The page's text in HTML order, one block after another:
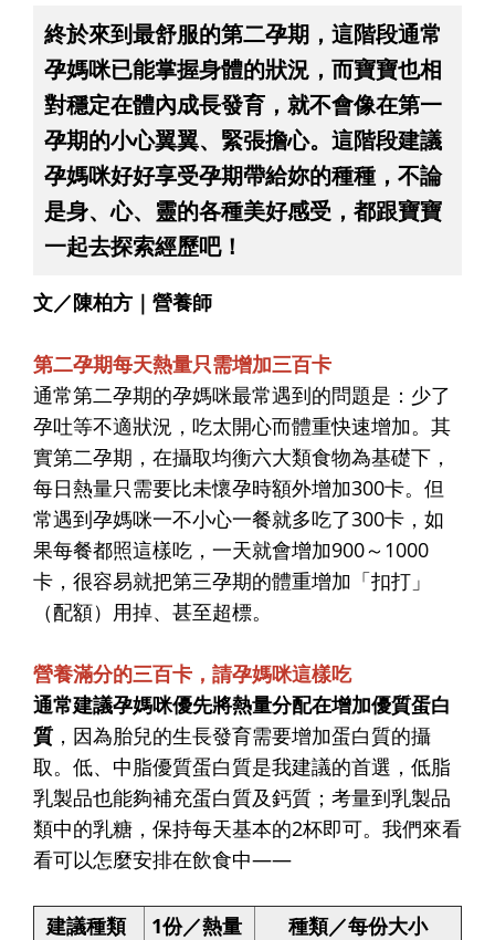
終於來到最舒服的第二孕期，這階段通常
孕媽咪已能掌握身體的狀況，而寶寶也相
對穩定在體內成長發育，就不會像在第一
孕期的小心翼翼、緊張擔心。這階段建議
孕媽咪好好享受孕期帶給妳的種種，不論
是身、心、靈的各種美好感受，都跟寶寶
一起去探索經歷吧！
文／陳柏方｜營養師
第二孕期每天熱量只需增加三百卡
通常第二孕期的孕媽咪最常遇到的問題是：少了
孕吐等不適狀況，吃太開心而體重快速增加。其
實第二孕期，在攝取均衡六大類食物為基礎下，
每日熱量只需要比未懷孕時額外增加300卡。但
常遇到孕媽咪一不小心一餐就多吃了300卡，如
果每餐都照這樣吃，一天就會增加900～1000
卡，很容易就把第三孕期的體重增加「扣打」
（配額）用掉、甚至超標。
營養滿分的三百卡，請孕媽咪這樣吃
通常建議孕媽咪優先將熱量分配在增加優質蛋白
質 ，因為胎兒的生長發育需要增加蛋白質的攝
取。低、中脂優質蛋白質是我建議的首選，低脂
乳製品也能夠補充蛋白質及鈣質；考量到乳製品
類中的乳糖，保持每天基本的2杯即可。我們來看
看可以怎麼安排在飲食中——
建議種類 1份／熱量 種類／每份大小